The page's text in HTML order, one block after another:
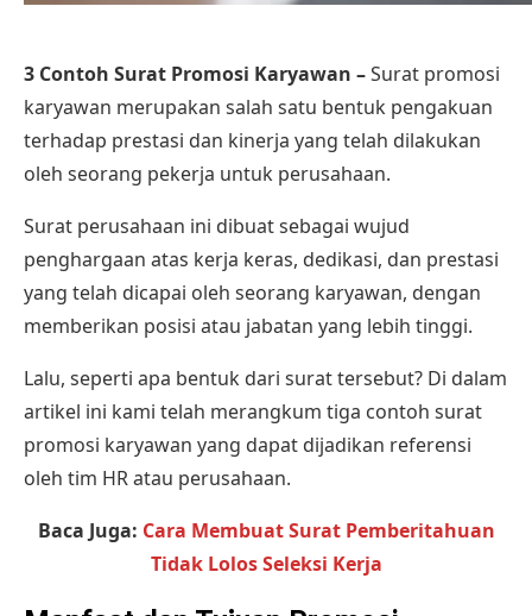
3 Contoh Surat Promosi Karyawan –Surat promosi
karyawan merupakan salah satu bentuk pengakuan
terhadap prestasi dan kinerja yang telah dilakukan
oleh seorang pekerja untuk perusahaan.
Surat perusahaan ini dibuat sebagai wujud
penghargaan atas kerja keras, dedikasi, dan prestasi
yang telah dicapai oleh seorang karyawan, dengan
memberikan posisi atau jabatan yang lebih tinggi.
Lalu, seperti apa bentuk dari surat tersebut? Di dalam
artikel ini kami telah merangkum tiga contoh surat
promosi karyawan yang dapat dijadikan referensi
oleh tim HR atau perusahaan.
Baca Juga: Cara Membuat Surat Pemberitahuan
Tidak Lolos Seleksi Kerja